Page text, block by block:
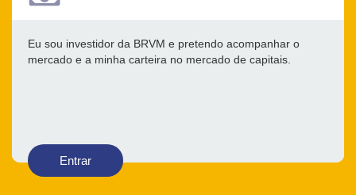
Eu sou investidor da BRVM e pretendo acompanhar o
mercado e a minha carteira no mercado de capitais.
Entrar